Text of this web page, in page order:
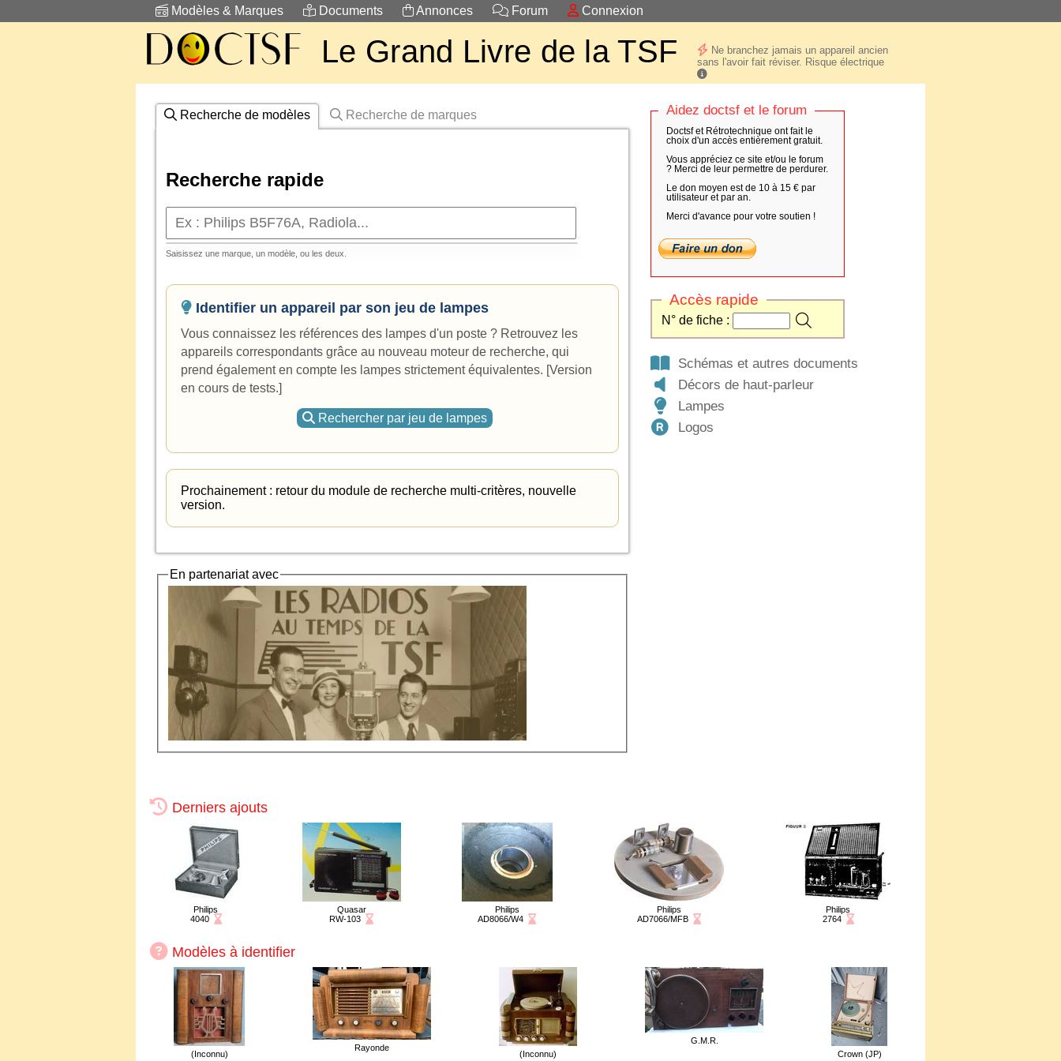
Modèles & Marques Documents Annonces Forum Connexion
Le Grand Livre de la TSF
Ne branchez jamais un appareil ancien
sans l'avoir fait réviser. Risque électrique
Recherche de modèles Recherche de marques
Recherche rapide
Saisissez une marque, un modèle, ou les deux.
Identifier un appareil par son jeu de lampes
Vous connaissez les références des lampes d'un poste ? Retrouvez les
appareils correspondants grâce au nouveau moteur de recherche, qui
prend également en compte les lampes strictement équivalentes. [Version
en cours de tests.]
Rechercher par jeu de lampes
Prochainement : retour du module de recherche multi-critères, nouvelle
version.
En partenariat avec
Aidez doctsf et le forum
Doctsf et Rétrotechnique ont fait le
choix d'un accès entièrement gratuit.
Vous appréciez ce site et/ou le forum
? Merci de leur permettre de perdurer.
Le don moyen est de 10 à 15 € par
utilisateur et par an.
Merci d'avance pour votre soutien !
Accès rapide
N° de fiche :
Schémas et autres documents
Décors de haut-parleur
Lampes
Logos
Derniers ajouts
Philips
4040
Fiche en attente de validation
Quasar
RW-103
Fiche en attente de validation
Philips
AD8066/W4
Fiche en attente de validation
Philips
AD7066/MFB
Fiche en attente de validation
Philips
2764
Fiche en attente de validation
Modèles à identifier
(Inconnu)
Rayonde
(Inconnu)
G.M.R.
Crown (JP)